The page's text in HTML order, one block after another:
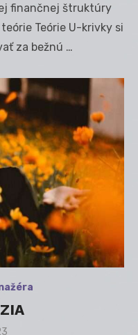
finančnej štruktúry
Teórie U-krivky si
za bežnú …